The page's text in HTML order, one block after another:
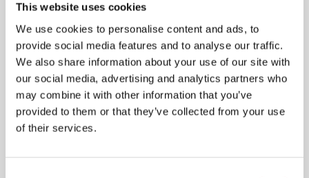
This website uses cookies
We use cookies to personalise content and ads, to
provide social media features and to analyse our traffic.
We also share information about your use of our site with
our social media, advertising and analytics partners who
may combine it with other information that you’ve
provided to them or that they’ve collected from your use
of their services.
Federmäppchen
Lösungsmittelfrei
Ergonomische Form für eine angenehme
Anwendung
4 trendige Farben
Mit Schutzkappe